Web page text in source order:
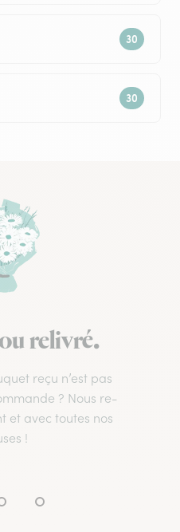
relivré.
reçu n’est pas
? Nous re-
et avec toutes nos
!